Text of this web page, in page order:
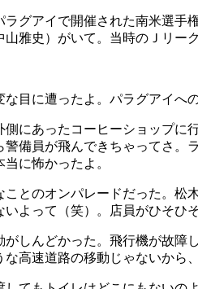
グアイで開催された南米選
山雅史）がいて。当時のＪリ
目に遭ったよ。パラグアイへ
にあったコーヒーショップ
備員が飛んできちゃってさ
に怖かったよ。
とのオンパレードだった。
よって（笑）。店員がひそひ
しんどかった。飛行機が故
高速道路の移動じゃないから